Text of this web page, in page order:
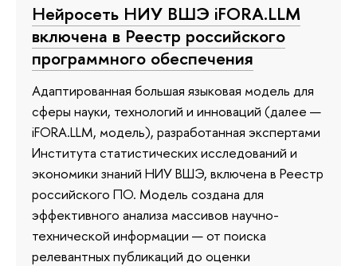
Нейросеть НИУ ВШЭ iFORA.LLM
включена в Реестр российского
программного обеспечения
Адаптированная большая языковая модель для
сферы науки, технологий и инноваций (далее —
iFORA.LLM, модель), разработанная экспертами
Института статистических исследований и
экономики знаний НИУ ВШЭ, включена в Реестр
российского ПО. Модель создана для
эффективного анализа массивов научно-
технической информации — от поиска
релевантных публикаций до оценки